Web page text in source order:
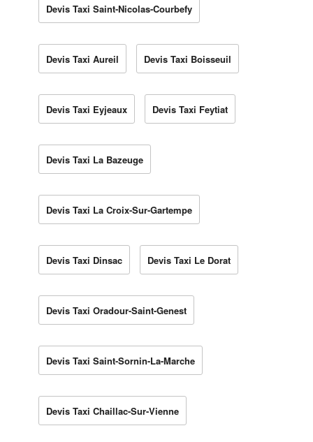
Devis Taxi Saint-Nicolas-Courbefy
Devis Taxi Aureil Devis Taxi Boisseuil
Devis Taxi Eyjeaux Devis Taxi Feytiat
Devis Taxi La Bazeuge
Devis Taxi La Croix-Sur-Gartempe
Devis Taxi Dinsac Devis Taxi Le Dorat
Devis Taxi Oradour-Saint-Genest
Devis Taxi Saint-Sornin-La-Marche
Devis Taxi Chaillac-Sur-Vienne